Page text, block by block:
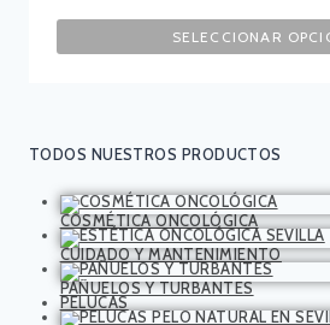
SELECCIONAR
TODOS NUESTROS PRODUCTOS
COSMÉTICA ONCOLÓGICA
CUIDADO Y MANTENIMIENTO
PAÑUELOS Y TURBANTES
PELUCAS